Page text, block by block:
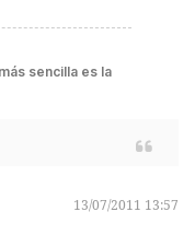
sencilla es la
13/07/2011 13:57